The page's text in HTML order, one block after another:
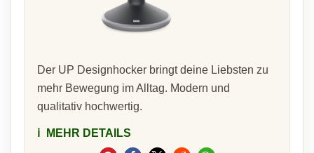
Der UP Designhocker bringt deine Liebsten zu
mehr Bewegung im Alltag. Modern und
qualitativ hochwertig.
ℹ️ MEHR DETAILS